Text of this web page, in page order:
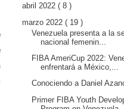
abril 2022 ( 8 )
marzo 2022 ( 19 )
Venezuela presenta a la
nacional femenin...
FIBA AmeriCup 2022:
enfrentará a México,...
Conociendo a Daniel
Primer FIBA Youth